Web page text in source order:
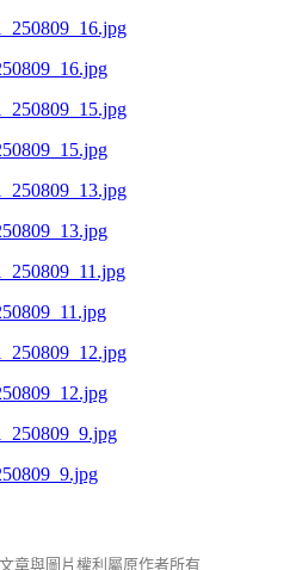
文章與圖片權利屬原作者所有